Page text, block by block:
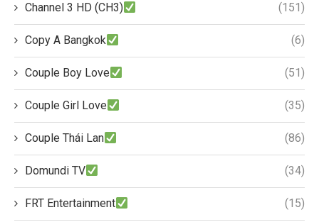
Channel 3 HD (CH3) (151)
Copy A Bangkok (6)
Couple Boy Love (51)
Couple Girl Love (35)
Couple Thái Lan (86)
Domundi TV (34)
FRT Entertainment (15)